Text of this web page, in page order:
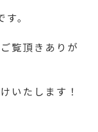
。
覧頂きありが
いたします！